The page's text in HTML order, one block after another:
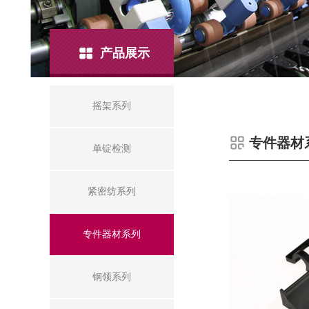
产品展示
摇架系列
单锭检测
紧密纺系列
专件器材系列
钢领系列
专件器材